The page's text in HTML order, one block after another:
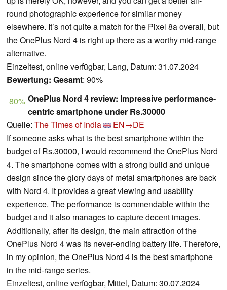
round photographic experience for similar money
elsewhere. It’s not quite a match for the Pixel 8a overall, but
the OnePlus Nord 4 is right up there as a worthy mid-range
alternative.
Einzeltest, online verfügbar, Lang, Datum: 31.07.2024
Bewertung: Gesamt: 90%
80% OnePlus Nord 4 review: Impressive performance-
centric smartphone under Rs.30000
Quelle: The Times of India
EN→DE
If someone asks what is the best smartphone within the
budget of Rs.30000, I would recommend the OnePlus Nord
4. The smartphone comes with a strong build and unique
design since the glory days of metal smartphones are back
with Nord 4. It provides a great viewing and usability
experience. The performance is commendable within the
budget and it also manages to capture decent images.
Additionally, after its design, the main attraction of the
OnePlus Nord 4 was its never-ending battery life. Therefore,
in my opinion, the OnePlus Nord 4 is the best smartphone
in the mid-range series.
Einzeltest, online verfügbar, Mittel, Datum: 30.07.2024